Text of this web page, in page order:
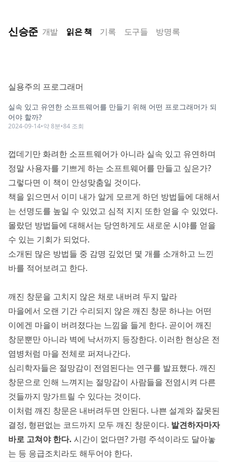
신승준 개발 읽은 책 기록 도구들 방명록
실용주의 프로그래머
실속 있고 유연한 소프트웨어를 만들기 위해 어떤 프로그래머가 되
어야 할까?
2024-09-14•약8분•84 조회
껍데기만 화려한 소프트웨어가 아니라 실속 있고 유연하며
정말 사용자를 기쁘게 하는 소프트웨어를 만들고 싶은가?
그렇다면 이 책이 안성맞춤일 것이다.
책을 읽으면서 이미 내가 알게 모르게 하던 방법들에 대해서
는 선명도를 높일 수 있었고 심적 지지 또한 얻을 수 있었다.
몰랐던 방법들에 대해서는 당연하게도 새로운 시야를 얻을
수 있는 기회가 되었다.
소개된 많은 방법들 중 감명 깊었던 몇 개를 소개하고 느낀
바를 적어보려고 한다.
깨진 창문을 고치지 않은 채로 내버려 두지 말라
마을에서 오랜 기간 수리되지 않은 깨진 창문 하나는 어떤
이에겐 마을이 버려졌다는 느낌을 들게 한다. 곧이어 깨진
창문뿐만 아니라 벽에 낙서까지 등장한다. 이러한 현상은 전
염병처럼 마을 전체로 퍼져나간다.
심리학자들은 절망감이 전염된다는 연구를 발표했다. 깨진
창문으로 인해 느껴지는 절망감이 사람들을 전염시켜 다른
것들까지 망가트릴 수 있다는 것이다.
이처럼 깨진 창문은 내버려두면 안된다. 나쁜 설계와 잘못된
결정, 형편없는 코드까지 모두 깨진 창문이다. 발견하자마자
바로 고쳐야 한다. 시간이 없다면? 가령 주석이라도 달아놓
는 등 응급조치라도 해두어야 한다.